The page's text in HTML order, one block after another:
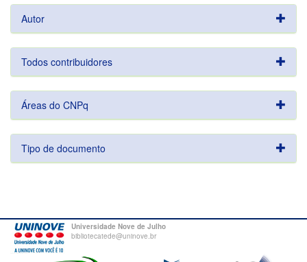
Autor
Todos contribuidores
Áreas do CNPq
Tipo de documento
Universidade Nove de Julho
bibliotecatede@uninove.br